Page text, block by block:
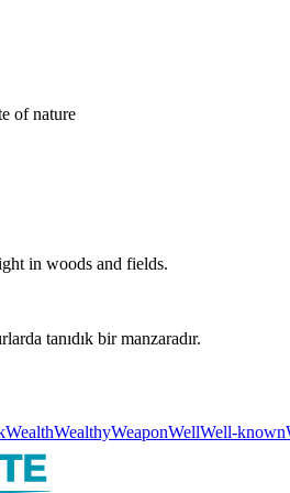
of nature
in woods and fields.
tanıdık bir manzaradır.
WealthWealthyWeaponWellWell-known